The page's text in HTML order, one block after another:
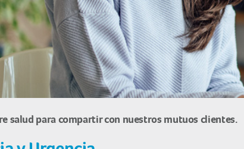
salud para compartir con nuestros mutuos clientes.